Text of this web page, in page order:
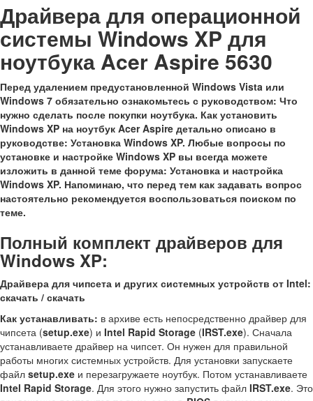
Драйвера для операционной
системы Windows XP для
ноутбука Acer Aspire 5630
Перед удалением предустановленной Windows Vista или
Windows 7 обязательно ознакомьтесь с руководством: Что
нужно сделать после покупки ноутбука. Как установить
Windows XP на ноутбук Acer Aspire детально описано в
руководстве: Установка Windows XP. Любые вопросы по
установке и настройке Windows XP вы всегда можете
изложить в данной теме форума: Установка и настройка
Windows XP. Напоминаю, что перед тем как задавать вопрос
настоятельно рекомендуется воспользоваться поиском по
теме.
Полный комплект драйверов для
Windows XP:
Драйвера для чипсета и других системных устройств от Intel:
скачать / скачать
Как устанавливать: в архиве есть непосредственно драйвер для
чипсета (setup.exe) и Intel Rapid Storage (IRST.exe). Сначала
устанавливаете драйвер на чипсет. Он нужен для правильной
работы многих системных устройств. Для установки запускаете
файл setup.exe и перезагружаете ноутбук. Потом устанавливаете
Intel Rapid Storage. Для этого нужно запустить файл IRST.exe. Это